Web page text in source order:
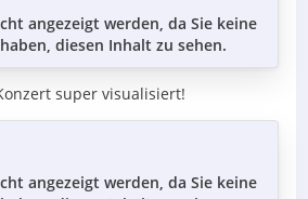
angezeigt werden, da Sie keine
diesen Inhalt zu sehen.
super visualisiert!
angezeigt werden, da Sie keine